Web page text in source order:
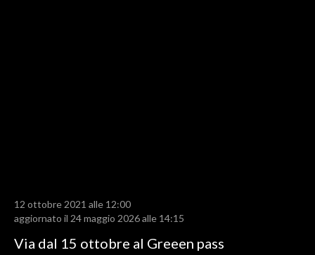
CALCIO
CALCIO REGIONALE
BASKET
12 ottobre 2021 alle 12:00
aggiornato il 24 maggio 2026 alle 14:15
Via dal 15 ottobre al Greeen pass